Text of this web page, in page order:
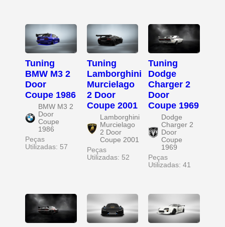
Tuning
BMW M3 2
Door
Coupe 1986
BMW M3 2
Door
Coupe
1986
Peças
Utilizadas: 57
Tuning
Lamborghini
Murcielago
2 Door
Coupe 2001
Lamborghini
Murcielago
2 Door
Coupe 2001
Peças
Utilizadas: 52
Tuning
Dodge
Charger 2
Door
Coupe 1969
Dodge
Charger 2
Door
Coupe
1969
Peças
Utilizadas: 41